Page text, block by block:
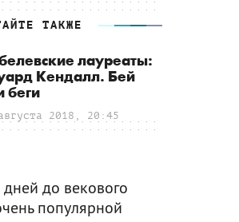
ТАКЖЕ
лауреаты:
Кендалл. Бей
беги
2018, 20:45
до векового
популярной